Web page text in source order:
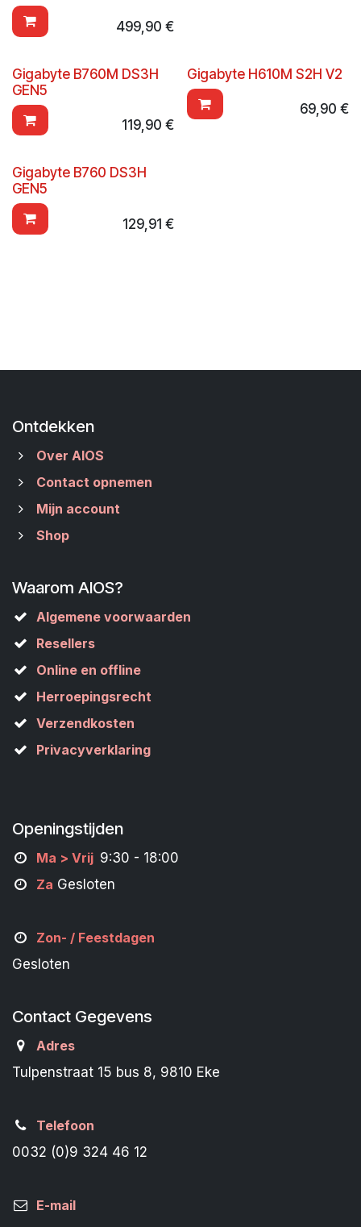
499,90 €
Gigabyte B760M DS3H
GEN5
119,90 €
Gigabyte H610M S2H V2
69,90 €
Gigabyte B760 DS3H
GEN5
129,91 €
Ontdekken
Over AIOS
Contact opnemen
Mijn account
Shop
Waarom AIOS?
Algemene voorwaarden
Resellers
Online en offline
Herroepingsrecht
Verzendkosten
Privacyverklaring
Openingstijden
Ma > Vrij 9:30 - 18:00
Za Gesloten
Zon- / Feestdagen
Gesloten
Contact Gegevens
Adres
Tulpenstraat 15 bus 8, 9810 Eke
Telefoon
0032 (0)9 324 46 12
E-mail